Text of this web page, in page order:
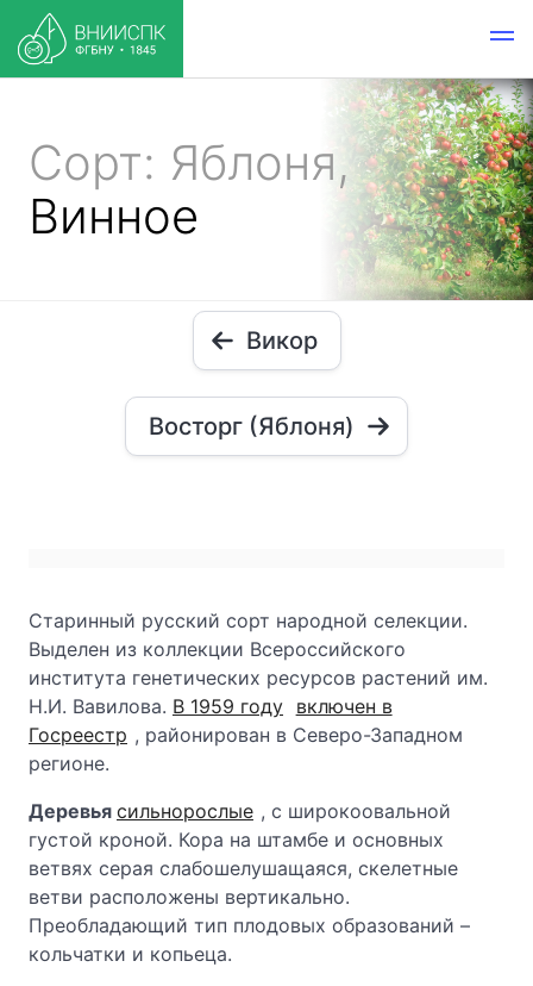
Сорт: Яблоня,
Винное
Викор
Восторг (Яблоня)
Старинный русский сорт народной селекции.
Выделен из коллекции Всероссийского
института генетических ресурсов растений им.
Н.И. Вавилова. В 1959 году включен в
Госреестр , районирован в Северо-Западном
регионе.
Деревья сильнорослые , с широкоовальной
густой кроной. Кора на штамбе и основных
ветвях серая слабошелушащаяся, скелетные
ветви расположены вертикально.
Преобладающий тип плодовых образований –
кольчатки и копьеца.